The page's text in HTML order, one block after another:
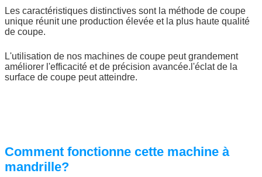
Les caractéristiques distinctives sont la méthode de coupe
unique réunit une production élevée et la plus haute qualité
de coupe.
L'utilisation de nos machines de coupe peut grandement
améliorer l'efficacité et de précision avancée.l'éclat de la
surface de coupe peut atteindre.
Comment fonctionne cette machine à
mandrille?